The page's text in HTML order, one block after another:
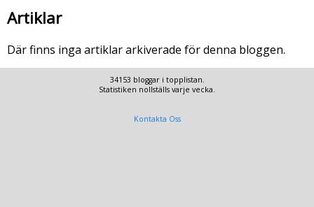
Artiklar
Där finns inga artiklar arkiverade för denna bloggen.
34153 bloggar i topplistan.
Statistiken nollställs varje vecka.
Kontakta Oss